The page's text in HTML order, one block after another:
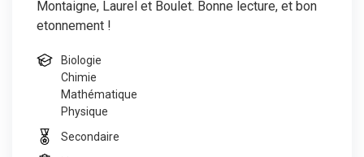
Montaigne, Laurel et Boulet. Bonne lecture, et bon
etonnement !
Biologie
Chimie
Mathématique
Physique
Secondaire